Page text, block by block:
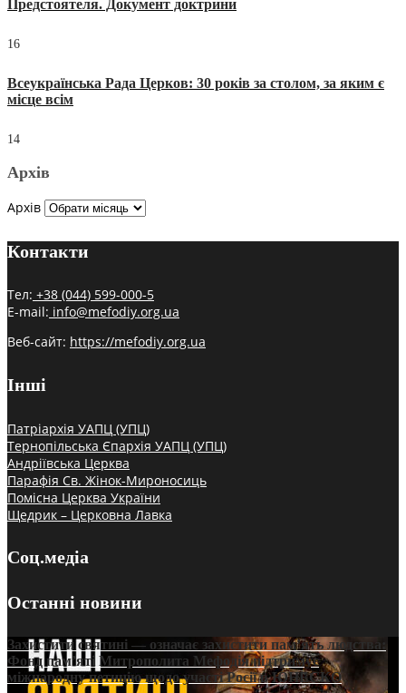
Предстоятеля. Документ доктрини
16
Всеукраїнська Рада Церков: 30 років за столом, за яким є
місце всім
14
Архів
Архів
Контакти
Тел: +38 (044) 599-000-5
E-mail: info@mefodiy.org.ua
Веб-сайт: https://mefodiy.org.ua
Інші
Патріархія УАПЦ (УПЦ)
Тернопільська Єпархія УАПЦ (УПЦ)
Андріївська Церква
Парафія Св. Жінок-Мироносиць
Помісна Церква України
Щедрик – Церковна Лавка
Соц.медіа
Останні новини
Захистити святині — означає захистити пам’ять людства:
Фонд пам’яті Митрополита Мефодія підтримує
міжнародну петицію щодо участі Росії в ЮНЕСКО